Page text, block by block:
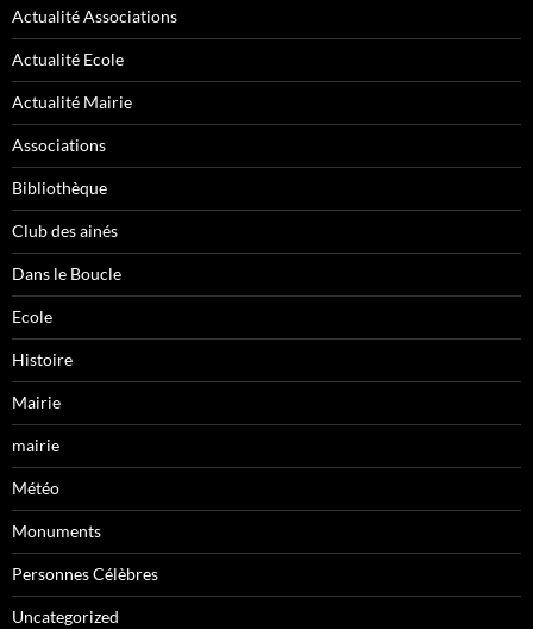
Actualité Associations
Actualité Ecole
Actualité Mairie
Associations
Bibliothèque
Club des ainés
Dans le Boucle
Ecole
Histoire
Mairie
mairie
Météo
Monuments
Personnes Célèbres
Uncategorized